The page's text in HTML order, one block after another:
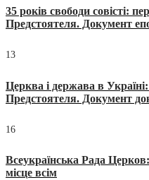
35 років свободи совісті:
Предстоятеля. Документ
13
Церква і держава в
Предстоятеля. Документ
16
Всеукраїнська Рада
місце всім